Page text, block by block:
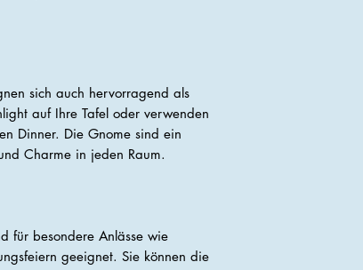
sich auch hervorragend als
auf Ihre Tafel oder verwenden
Dinner. Die Gnome sind ein
Charme in jeden Raum.
für besondere Anlässe wie
geeignet. Sie können die